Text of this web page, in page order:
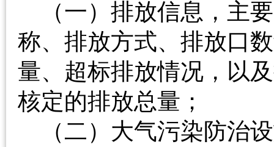
（一）排放信息，主
称、排放方式、排放口
量、超标排放情况，以
核定的排放总量；
（二）大气污染防